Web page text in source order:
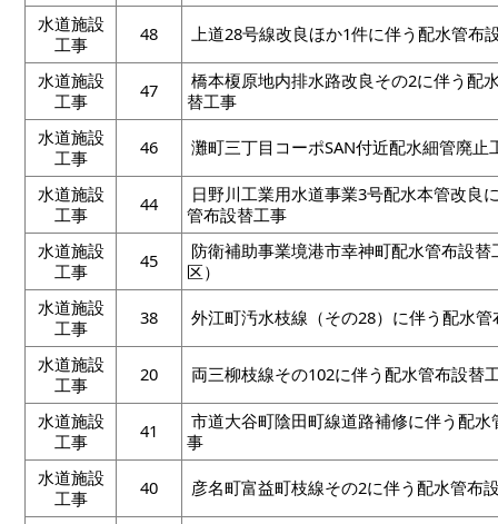
水道施設
工事
48 上道28号線改良ほか1件に伴う配水管布
水道施設
工事
47
橋本榎原地内排水路改良その2に伴う配
替工事
水道施設
工事
46 灘町三丁目コーポSAN付近配水細管廃止
水道施設
工事
44
日野川工業用水道事業3号配水本管改良
管布設替工事
水道施設
工事
45
防衛補助事業境港市幸神町配水管布設替
区）
水道施設
工事
38 外江町汚水枝線（その28）に伴う配水
水道施設
工事
20 両三柳枝線その102に伴う配水管布設替
水道施設
工事
41
市道大谷町陰田町線道路補修に伴う配水
事
水道施設
工事
40 彦名町富益町枝線その2に伴う配水管布